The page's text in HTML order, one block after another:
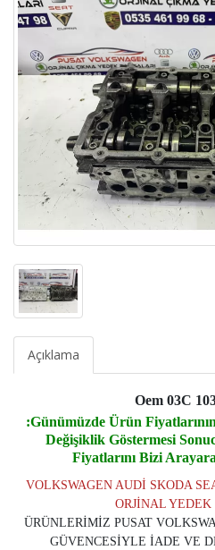
Açıklama
Oem 03C
:Günümüzde Ürün
Değişiklik Göstermesi
Fiyatlarını Bizi
VOLKSWAGEN AUDİ SKODA
ORJİNAL YEDEK
ÜRÜNLERİMİZ PUSAT
GÜVENCESİYLE İADE VE